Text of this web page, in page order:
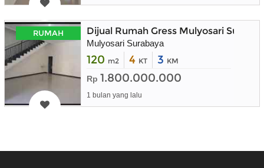
RUMAH Dijual Rumah Gress Mulyosari
Mulyosari Surabaya
120 m2 4 KT 3 KM
Rp 1.800.000.000
1 bulan yang lalu